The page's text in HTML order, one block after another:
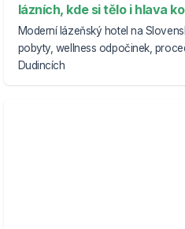
lázních, kde si tělo i hlava
Moderní lázeňský hotel na
pobyty, wellness odpočinek,
Dudincích